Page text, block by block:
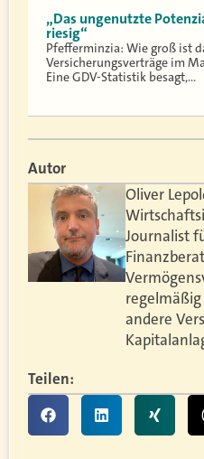
„Das ungenutzte
riesig“
Pfefferminzia: Wie groß ist
Versicherungsverträge im
Eine GDV-Statistik besagt,…
Autor
Oliver
Journalist
andere
Teilen: